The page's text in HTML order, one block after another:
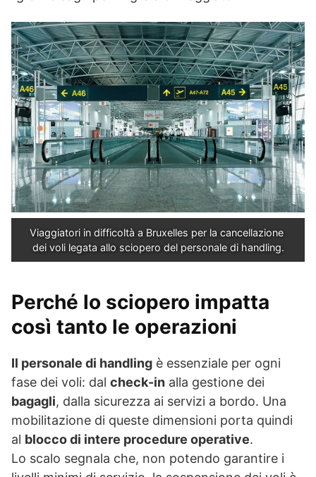
Viaggiatori in difficoltà a Bruxelles per la cancellazione
dei voli legata allo sciopero del personale di handling.
Perché lo sciopero impatta
così tanto le operazioni
Il personale di handling è essenziale per ogni
fase dei voli: dal check-in alla gestione dei
bagagli, dalla sicurezza ai servizi a bordo. Una
mobilitazione di queste dimensioni porta quindi
al blocco di intere procedure operative.
Lo scalo segnala che, non potendo garantire i